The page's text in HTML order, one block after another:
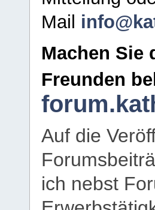
Mail
Machen Sie
Freunden
Auf die
ich nebst